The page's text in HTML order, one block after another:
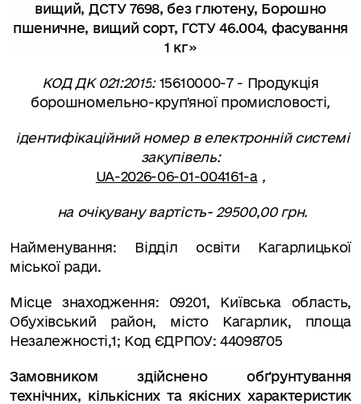
вищий, ДСТУ 7698, без глютену, Борошно
пшеничне, вищий сорт, ГСТУ 46.004, фасування
1 кг»
КОД ДК 021:2015: 15610000-7- Продукція
борошномельно-круп'яної промисловості,
ідентифікаційний номер в електронній системі
закупівель:
UA-2026-06-01-004161-a ,
на очікувану вартість- 29500,00 грн.
Найменування: Відділ освіти Кагарлицької
міської ради.
Місце знаходження: 09201, Київська область,
Обухівський район, місто Кагарлик, площа
Незалежності,1; Код ЄДРПОУ: 44098705
Замовником здійснено обґрунтування
технічних, кількісних та якісних характеристик